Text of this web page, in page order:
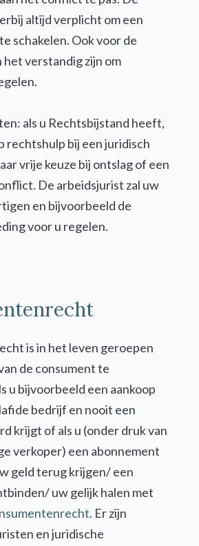
altijd verplicht om een
schakelen. Ook voor de
verstandig zijn om
als u Rechtsbijstand heeft,
rechtshulp bij een juridisch
vrije keuze bij ontslag of een
De arbeidsjurist zal uw
en bijvoorbeeld de
voor u regelen.
is in het leven geroepen
de consument te
u bijvoorbeeld een aankoop
bedrijf en nooit een
krijgt of als u (onder druk van
verkoper) een abonnement
geld terug krijgen/ een
uw gelijk halen met
. Er zijn
en juridische